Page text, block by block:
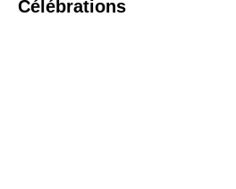
Célébrations